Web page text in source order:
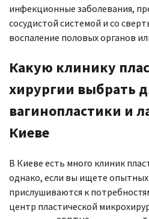
инфекционные заболевания,
сосудистой системой и со
воспаление половых органов
Какую клинику
хирургии выбрать
вагинопластики и
Киеве
В Киеве есть много клиник
однако, если вы ищете
прислушиваются к
центр пластической